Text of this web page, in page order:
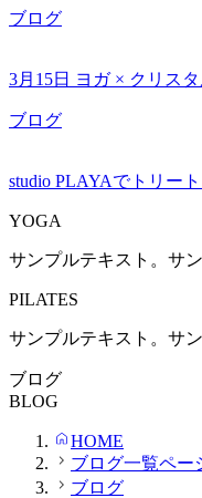
ブログ
3月15日 ヨガ × クリス
ブログ
studio PLAYAでトリー
YOGA
サンプルテキスト。サ
PILATES
サンプルテキスト。サ
ブログ
BLOG
HOME
ブログ一覧ペー
ブログ